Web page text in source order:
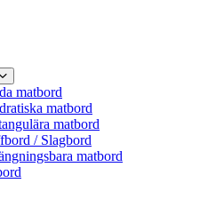
matbord
matbord
matbord
/ Slagbord
matbord